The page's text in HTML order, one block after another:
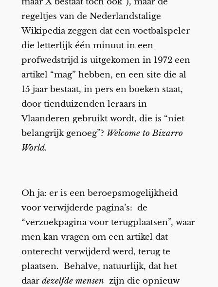
regeltjes van de Nederlandstalige
Wikipedia zeggen dat een voetbalspeler
die letterlijk één minuut in een
profwedstrijd is uitgekomen in 1972 een
artikel “mag” hebben, en een site die al
15 jaar bestaat, in pers en boeken staat,
door tienduizenden leraars in
Vlaanderen gebruikt wordt, die is “niet
belangrijk genoeg”? Welcome to Bizarro
World.
Oh ja: er is een beroepsmogelijkheid
voor verwijderde pagina’s: de
“verzoekpagina voor terugplaatsen”, waar
men kan vragen om een artikel dat
onterecht verwijderd werd, terug te
plaatsen. Behalve, natuurlijk, dat het
daar dezelfde mensen zijn die opnieuw